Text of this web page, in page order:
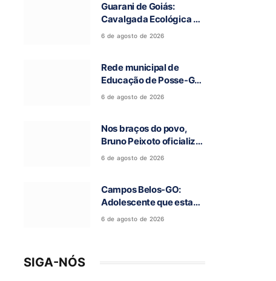
Guarani de Goiás:
Cavalgada Ecológica da
Fé reúne grande público
6 de agosto de 2026
Rede municipal de
Educação de Posse-GO
atinge resultado
6 de agosto de 2026
Nos braços do povo,
Bruno Peixoto oficializa
candidatura a deputado
6 de agosto de 2026
Campos Belos-GO:
Adolescente que estava
desaparecida é
6 de agosto de 2026
SIGA-NÓS